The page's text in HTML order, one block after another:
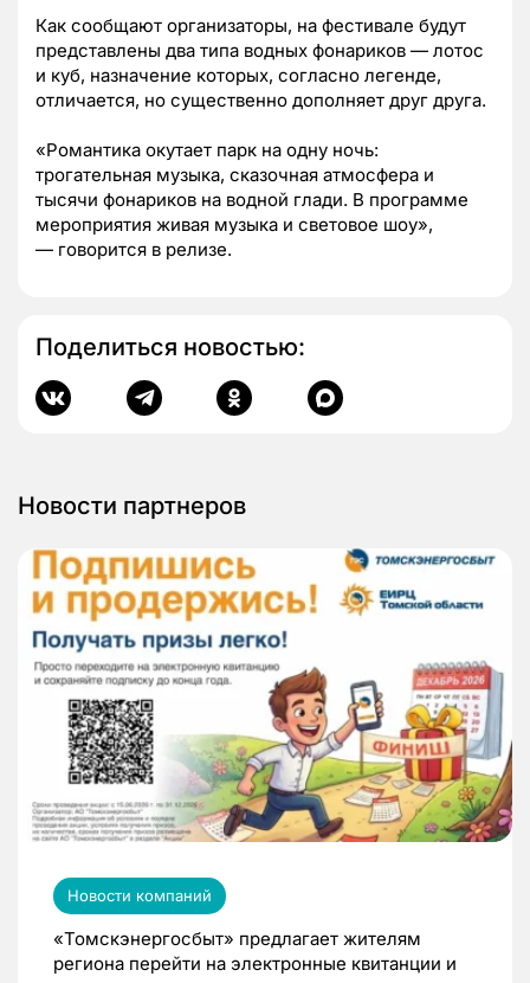
Как сообщают организаторы, на фестивале будут
представлены два типа водных фонариков — лотос
и куб, назначение которых, согласно легенде,
отличается, но существенно дополняет друг друга.
«Романтика окутает парк на одну ночь:
трогательная музыка, сказочная атмосфера и
тысячи фонариков на водной глади. В программе
мероприятия живая музыка и световое шоу»,
— говорится в релизе.
Поделиться новостью:
Новости партнеров
Новости компаний
«Томскэнергосбыт» предлагает жителям
региона перейти на электронные квитанции и